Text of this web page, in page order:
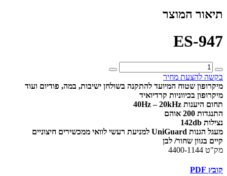
תיאור המוצר
ES-947
כמות
של
ES-
947
בקשה להצעת מחיר
מיקרופון שטוח המיועד להתקנה בשולחן ישיבות, במה, פודיום ועוד
מיקרופון בכיווניות קרדיואיד
תחום היענות 40Hz – 20kHz
התנגדות 200 אוהם
נצילות 142db
מעגל הגנות UniGuard למניעת רעשי לוואי ממכשירים חיצוניים
קיים בגוון שחור/ לבן
מק"ט 4400-1144
קובץ PDF